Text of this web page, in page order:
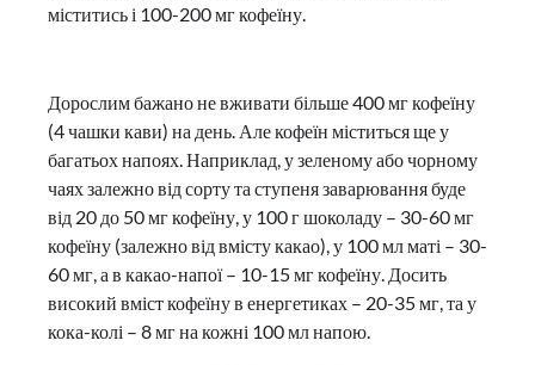
міститись і 100-200 мг кофеїну.
Дорослим бажано не вживати більше 400 мг кофеїну
(4 чашки кави) на день. Але кофеїн міститься ще у
багатьох напоях. Наприклад, у зеленому або чорному
чаях залежно від сорту та ступеня заварювання буде
від 20 до 50 мг кофеїну, у 100 г шоколаду – 30-60 мг
кофеїну (залежно від вмісту какао), у 100 мл маті – 30-
60 мг, а в какао-напої – 10-15 мг кофеїну. Досить
високий вміст кофеїну в енергетиках – 20-35 мг, та у
кока-колі – 8 мг на кожні 100 мл напою.